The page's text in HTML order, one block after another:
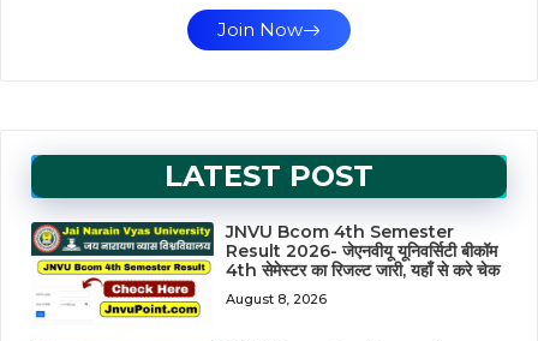
Join Now
LATEST POST
JNVU Bcom 4th Semester
Result 2026- जेएनवीयू यूनिवर्सिटी बीकॉम
4th सेमेस्टर का रिजल्ट जारी, यहाँ से करे चेक
August 8, 2026